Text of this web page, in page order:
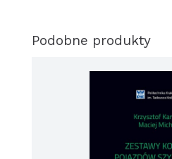
Podobne produkty